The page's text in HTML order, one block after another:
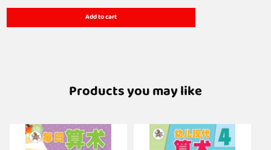
Add to cart
Products you may like